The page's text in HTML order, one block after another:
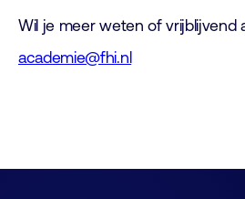
Wil je meer weten of vrijblijvend
academie@fhi.nl